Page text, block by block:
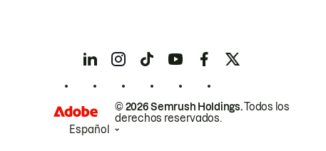
© 2026 Semrush Holdings.Todos los
derechos reservados.
Español